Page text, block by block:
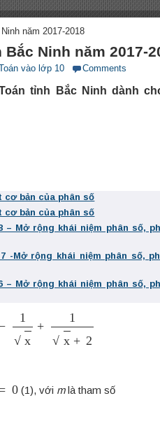
năm 2017-2018
Ninh năm 2017-
vào lớp 10 Comments
tỉnh Bắc Ninh dành
cơ bản của phân số
cơ bản của phân số
Mở rộng khái niệm phân số,
-Mở rộng khái niệm phân số,
Mở rộng khái niệm phân số,
x+
(1), với mlà tham số